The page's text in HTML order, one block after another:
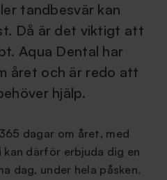
tandbesvär kan
Då är det viktigt att
Aqua Dental har
året och är redo att
hjälp.
dagar om året, med
därför erbjuda dig en
dag, under hela påsken.